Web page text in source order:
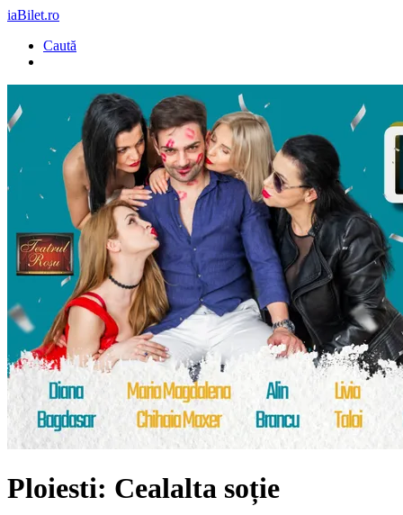
iaBilet.ro
Caută
Ploiesti: Cealalta soție